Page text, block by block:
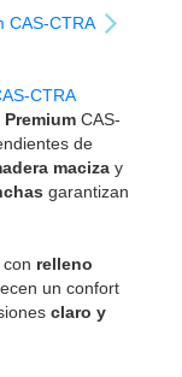
CTRA
CAS-
de
maciza y
garantizan
relleno
un confort
claro y